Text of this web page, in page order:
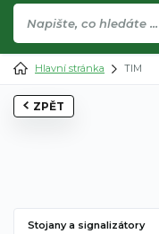
Hlavní stránka TIM
ZPĚT
Stojany a signalizátory